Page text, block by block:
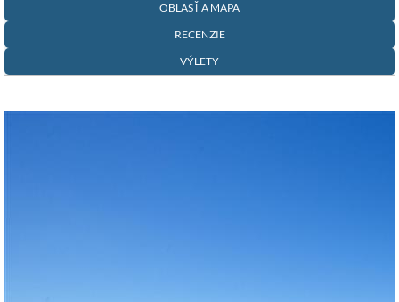
OBLASŤ A MAPA
RECENZIE
VÝLETY